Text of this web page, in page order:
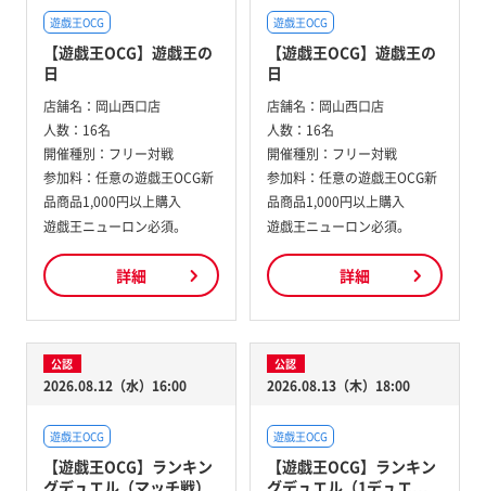
遊戯王OCG
【遊戯王OCG】遊戯王の
日
店舗名： 岡山西口店
人数： 16名
開催種別： フリー対戦
参加料： 任意の遊戯王OCG新
品商品1,000円以上購入
遊戯王ニューロン必須。
詳細
遊戯王OCG
【遊戯王OCG】遊戯王の
日
店舗名： 岡山西口店
人数： 16名
開催種別： フリー対戦
参加料： 任意の遊戯王OCG新
品商品1,000円以上購入
遊戯王ニューロン必須。
詳細
公認
2026.08.12（水）16:00
遊戯王OCG
【遊戯王OCG】ランキン
公認
2026.08.13（木）18:00
遊戯王OCG
【遊戯王OCG】ランキン